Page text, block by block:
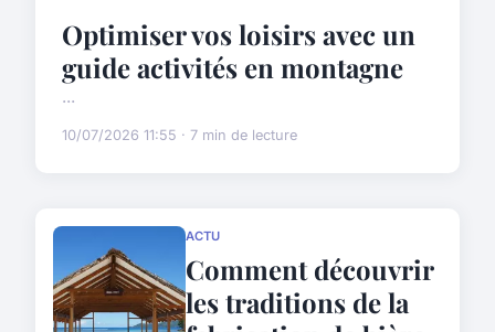
Optimiser vos loisirs avec un
guide activités en montagne
...
10/07/2026 11:55 · 7 min de lecture
ACTU
Comment découvrir
les traditions de la